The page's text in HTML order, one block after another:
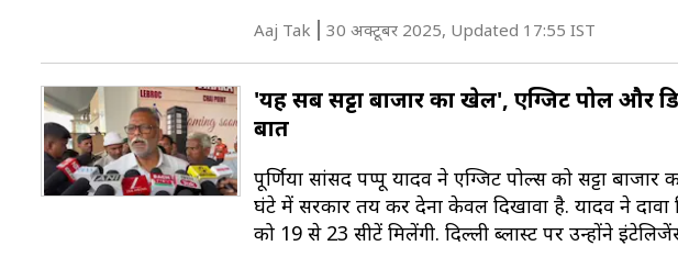
Aaj Tak 30 अक्टूबर 2025, Updated 17:55 IST
'यह सब सट्टा बाजार का खेल', एग्जिट पोल और
बात
पूर्णिया सांसद पप्पू यादव ने एग्जिट पोल्स को सट्टा
घंटे में सरकार तय कर देना केवल दिखावा है. यादव ने
को 19 से 23 सीटें मिलेंगी. दिल्ली ब्लास्ट पर उन्होंने